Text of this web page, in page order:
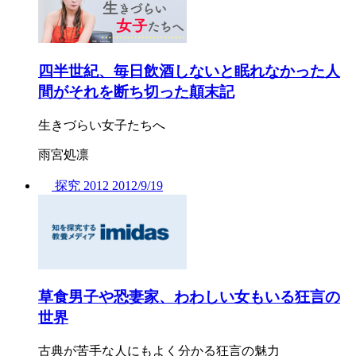
四半世紀、毎日飲酒しないと眠れなかった人
間がそれを断ち切った顛末記
生きづらい女子たちへ
雨宮処凛
探究 2012 2012/9/19
草食男子や恐妻家、わわしい女もいる狂言の
世界
古典が苦手な人にもよく分かる狂言の魅力